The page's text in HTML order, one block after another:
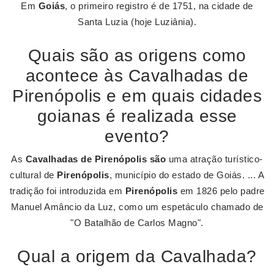
Em Goiás, o primeiro registro é de 1751, na cidade de
Santa Luzia (hoje Luziânia).
Quais são as origens como
acontece às Cavalhadas de
Pirenópolis e em quais cidades
goianas é realizada esse
evento?
As Cavalhadas de Pirenópolis são uma atração turístico-
cultural de Pirenópolis, município do estado de Goiás. ... A
tradição foi introduzida em Pirenópolis em 1826 pelo padre
Manuel Amâncio da Luz, como um espetáculo chamado de
"O Batalhão de Carlos Magno".
Qual a origem da Cavalhada?